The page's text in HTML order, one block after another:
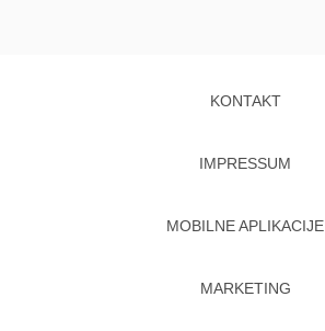
KONTAKT
IMPRESSUM
MOBILNE APLIKACIJE
MARKETING